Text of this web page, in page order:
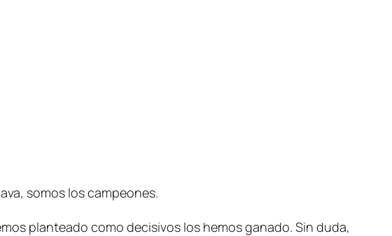
somos los campeones.
planteado como decisivos los hemos ganado. Sin duda,